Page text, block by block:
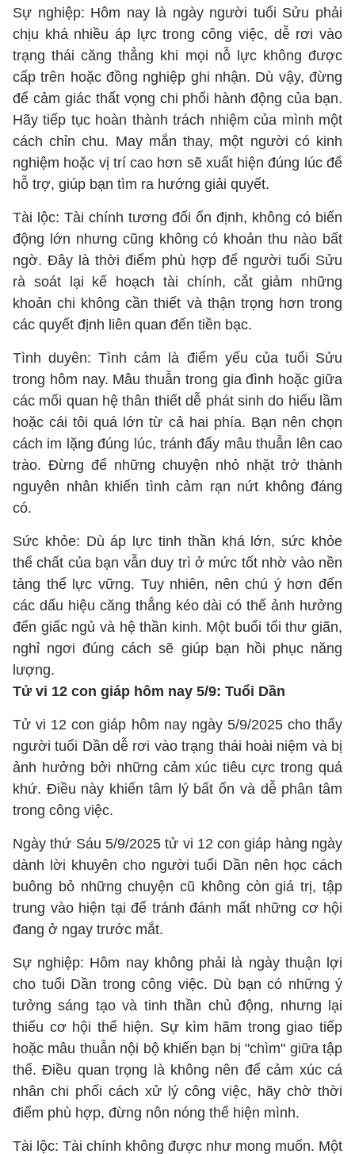
Sự nghiệp: Hôm nay là ngày người tuổi Sửu phải
chịu khá nhiều áp lực trong công việc, dễ rơi vào
trạng thái căng thẳng khi mọi nỗ lực không được
cấp trên hoặc đồng nghiệp ghi nhận. Dù vậy, đừng
để cảm giác thất vọng chi phối hành động của bạn.
Hãy tiếp tục hoàn thành trách nhiệm của mình một
cách chỉn chu. May mắn thay, một người có kinh
nghiệm hoặc vị trí cao hơn sẽ xuất hiện đúng lúc để
hỗ trợ, giúp bạn tìm ra hướng giải quyết.
Tài lộc: Tài chính tương đối ổn định, không có biến
động lớn nhưng cũng không có khoản thu nào bất
ngờ. Đây là thời điểm phù hợp để người tuổi Sửu
rà soát lại kế hoạch tài chính, cắt giảm những
khoản chi không cần thiết và thận trọng hơn trong
các quyết định liên quan đến tiền bạc.
Tình duyên: Tình cảm là điểm yếu của tuổi Sửu
trong hôm nay. Mâu thuẫn trong gia đình hoặc giữa
các mối quan hệ thân thiết dễ phát sinh do hiểu lầm
hoặc cái tôi quá lớn từ cả hai phía. Bạn nên chọn
cách im lặng đúng lúc, tránh đẩy mâu thuẫn lên cao
trào. Đừng để những chuyện nhỏ nhặt trở thành
nguyên nhân khiến tình cảm rạn nứt không đáng
có.
Sức khỏe: Dù áp lực tinh thần khá lớn, sức khỏe
thể chất của bạn vẫn duy trì ở mức tốt nhờ vào nền
tảng thể lực vững. Tuy nhiên, nên chú ý hơn đến
các dấu hiệu căng thẳng kéo dài có thể ảnh hưởng
đến giấc ngủ và hệ thần kinh. Một buổi tối thư giãn,
nghỉ ngơi đúng cách sẽ giúp bạn hồi phục năng
lượng.
Tử vi 12 con giáp hôm nay 5/9: Tuổi Dần
Tử vi 12 con giáp hôm nay ngày 5/9/2025 cho thấy
người tuổi Dần dễ rơi vào trạng thái hoài niệm và bị
ảnh hưởng bởi những cảm xúc tiêu cực trong quá
khứ. Điều này khiến tâm lý bất ổn và dễ phân tâm
trong công việc.
Ngày thứ Sáu 5/9/2025 tử vi 12 con giáp hàng ngày
dành lời khuyên cho người tuổi Dần nên học cách
buông bỏ những chuyện cũ không còn giá trị, tập
trung vào hiện tại để tránh đánh mất những cơ hội
đang ở ngay trước mắt.
Sự nghiệp: Hôm nay không phải là ngày thuận lợi
cho tuổi Dần trong công việc. Dù bạn có những ý
tưởng sáng tạo và tinh thần chủ động, nhưng lại
thiếu cơ hội thể hiện. Sự kìm hãm trong giao tiếp
hoặc mâu thuẫn nội bộ khiến bạn bị "chìm" giữa tập
thể. Điều quan trọng là không nên để cảm xúc cá
nhân chi phối cách xử lý công việc, hãy chờ thời
điểm phù hợp, đừng nôn nóng thể hiện mình.
Tài lộc: Tài chính không được như mong muốn. Một